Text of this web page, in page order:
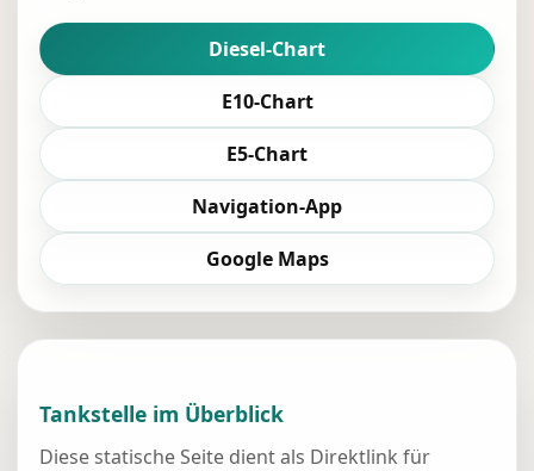
Diesel-Chart
E10-Chart
E5-Chart
Navigation-App
Google Maps
Tankstelle im Überblick
Diese statische Seite dient als Direktlink für